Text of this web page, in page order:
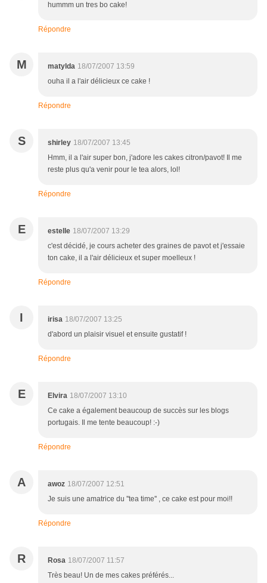
hummm un tres bo cake!
Répondre
M matylda 18/07/2007 13:59
ouha il a l'air délicieux ce cake !
Répondre
S shirley 18/07/2007 13:45
Hmm, il a l'air super bon, j'adore les cakes citron/pavot! Il me
reste plus qu'a venir pour le tea alors, lol!
Répondre
E estelle 18/07/2007 13:29
c'est décidé, je cours acheter des graines de pavot et j'essaie
ton cake, il a l'air délicieux et super moelleux !
Répondre
I irisa 18/07/2007 13:25
d'abord un plaisir visuel et ensuite gustatif !
Répondre
E Elvira 18/07/2007 13:10
Ce cake a également beaucoup de succès sur les blogs
portugais. Il me tente beaucoup! :-)
Répondre
A awoz 18/07/2007 12:51
Je suis une amatrice du ''tea time'' , ce cake est pour moi!!
Répondre
R Rosa 18/07/2007 11:57
Très beau! Un de mes cakes préférés...